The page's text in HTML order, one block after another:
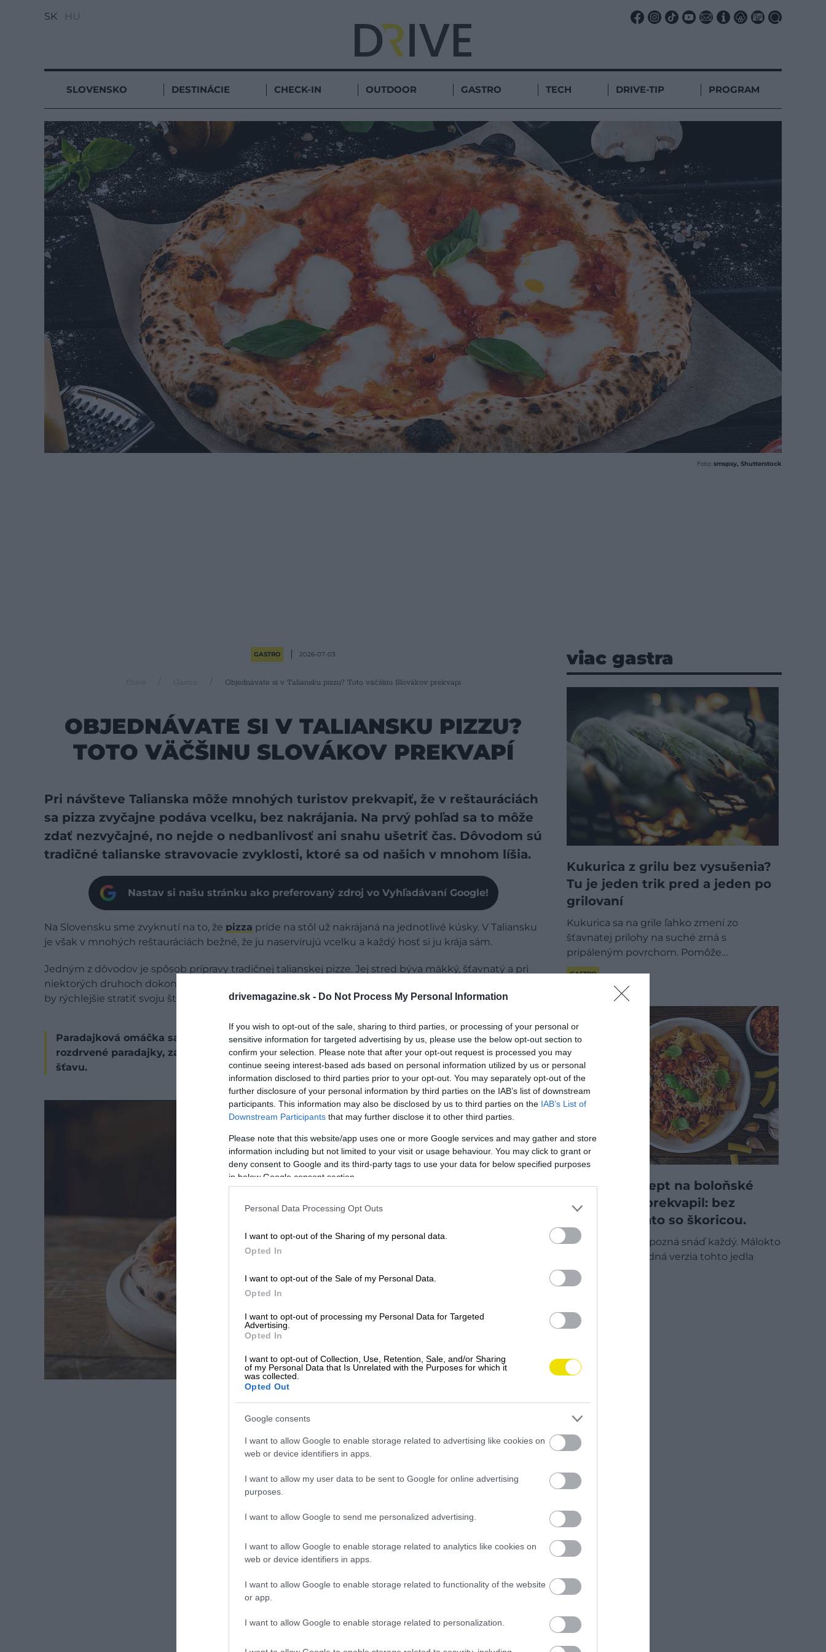
drivemagazine.sk - Do Not Process My Personal Information
If you wish to opt-out of the sale, sharing to third parties, or processing of your personal or
sensitive information for targeted advertising by us, please use the below opt-out section to
confirm your selection. Please note that after your opt-out request is processed you may
continue seeing interest-based ads based on personal information utilized by us or personal
information disclosed to third parties prior to your opt-out. You may separately opt-out of the
further disclosure of your personal information by third parties on the IAB’s list of downstream
participants. This information may also be disclosed by us to third parties on the IAB’s List of
Downstream Participants that may further disclose it to other third parties.
Please note that this website/app uses one or more Google services and may gather and store
information including but not limited to your visit or usage behaviour. You may click to grant or
deny consent to Google and its third-party tags to use your data for below specified purposes
in below Google consent section.
Personal Data Processing Opt Outs
I want to opt-out of the Sharing of my personal data.
Opted In
I want to opt-out of the Sale of my Personal Data.
Opted In
I want to opt-out of processing my Personal Data for Targeted
Advertising.
Opted In
I want to opt-out of Collection, Use, Retention, Sale, and/or Sharing
of my Personal Data that Is Unrelated with the Purposes for which it
was collected.
Opted Out
Google consents
I want to allow Google to enable storage related to advertising like cookies on
web or device identifiers in apps.
I want to allow my user data to be sent to Google for online advertising
purposes.
I want to allow Google to send me personalized advertising.
I want to allow Google to enable storage related to analytics like cookies on
web or device identifiers in apps.
I want to allow Google to enable storage related to functionality of the website
or app.
I want to allow Google to enable storage related to personalization.
SK HU
SLOVENSKO DESTINÁCIE CHECK-IN OUTDOOR GASTRO TECH DRIVE-TIP PROGRAM
Foto: smspsy, Shutterstock
GASTRO 2026-07-03
Drive Gastro Objednávate si v Taliansku pizzu? Toto väčšinu Slovákov prekvapí
OBJEDNÁVATE SI V TALIANSKU PIZZU?
TOTO VÄČŠINU SLOVÁKOV PREKVAPÍ
Pri návšteve Talianska môže mnohých turistov prekvapiť, že v reštauráciách
sa pizza zvyčajne podáva vcelku, bez nakrájania. Na prvý pohľad sa to môže
zdať nezvyčajné, no nejde o nedbanlivosť ani snahu ušetriť čas. Dôvodom sú
tradičné talianske stravovacie zvyklosti, ktoré sa od našich v mnohom líšia.
Nastav si našu stránku ako preferovaný zdroj vo Vyhľadávaní Google!
Na Slovensku sme zvyknutí na to, že pizza príde na stôl už nakrájaná na jednotlivé kúsky. V Taliansku
je však v mnohých reštauráciách bežné, že ju naservírujú vcelku a každý hosť si ju krája sám.
Jedným z dôvodov je spôsob prípravy tradičnej talianskej pizze. Jej stred býva mäkký, šťavnatý a pri
niektorých druhoch dokonca takmer tekutý. Ak by bola pizza nakrájaná ešte pred podávaním, mohla
by rýchlejšie stratiť svoju štruktúru a časť oblohy by sa mohla zošmyknúť z cesta.
Paradajková omáčka sa pritom často nepripravuje varením. Na cesto sa nanášajú
rozdrvené paradajky, zatiaľ čo kvalitná mozzarella počas pečenia prirodzene uvoľňuje
šťavu.
viac gastra
Kukurica z grilu bez vysušenia?
Tu je jeden trik pred a jeden po
grilovaní
Kukurica sa na grile ľahko zmení zo
šťavnatej prílohy na suché zrná s
pripáleným povrchom. Pomôže…
GASTRO
Pôvodný recept na boloňské
ragú by vás prekvapil: bez
paradajok, zato so škoricou.
Bolognese dnes pozná snáď každý. Málokto
však vie, že pôvodná verzia tohto jedla
vyzerala úplne…